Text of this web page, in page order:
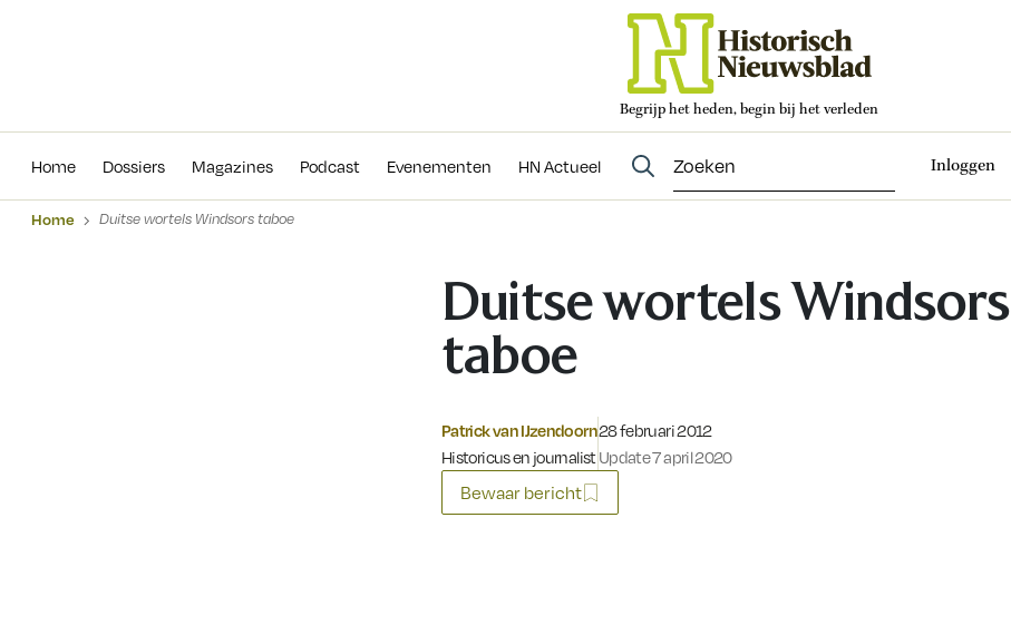
Begrijp het heden, begin bij het verleden
Home Dossiers Magazines Podcast Evenementen HN Actueel Inloggen
Evenementen
Home Duitse wortels Windsors taboe
Duitse wortels Windsors
taboe
Patrick van IJzendoorn
Historicus en journalist
Gepubliceerd op:
28 februari 2012
Update 7 april 2020
Bewaar bericht